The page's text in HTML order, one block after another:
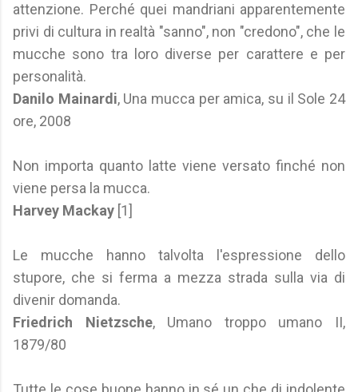
attenzione. Perché quei mandriani apparentemente
privi di cultura in realtà "sanno", non "credono", che le
mucche sono tra loro diverse per carattere e per
personalità.
Danilo Mainardi, Una mucca per amica, su il Sole 24
ore, 2008
Non importa quanto latte viene versato finché non
viene persa la mucca.
Harvey Mackay [1]
Le mucche hanno talvolta l'espressione dello
stupore, che si ferma a mezza strada sulla via di
divenir domanda.
Friedrich Nietzsche, Umano troppo umano II,
1879/80